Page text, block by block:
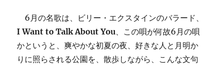
6月の名歌は、ビリー・エクスタインのバラード、
I Want to Talk About You、この唄が何故6月の唄
かというと、爽やかな初夏の夜、好きな人と月明か
りに照らされる公園を、散歩しながら、こんな文句